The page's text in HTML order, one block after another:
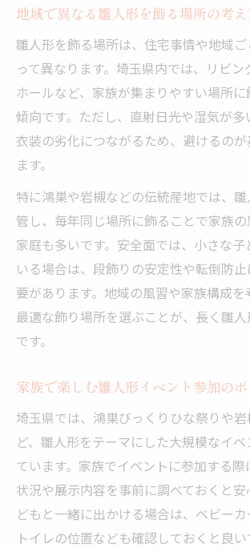
地域で異なる雛人形を飾る場所の考
雛人形を飾る場所は、住宅事情や地域
って異なります。埼玉県内では、リビ
ホールなど、家族が集まりやすい場所
傾向です。ただし、直射日光や湿気が多
衣装の劣化につながるため、避けるの
ます。
特に鴻巣や岩槻などの伝統産地では、
管し、毎年同じ場所に飾ることで家族
家庭も多いです。安全面では、小さな
いる場合は、段飾りの安定性や転倒防
要があります。地域の風習や家族構成を
最適な飾り場所を選ぶことが、長く雛
です。
家族で楽しむ雛人形イベント参加のポ
埼玉県では、鴻巣びっくりひな祭りや
ど、雛人形をテーマにした大規模なイ
ています。家族でイベントに参加する
状況や展示内容を事前に調べておくと
どもと一緒に出かける場合は、ベビー
トイレの位置なども確認しておくと良い